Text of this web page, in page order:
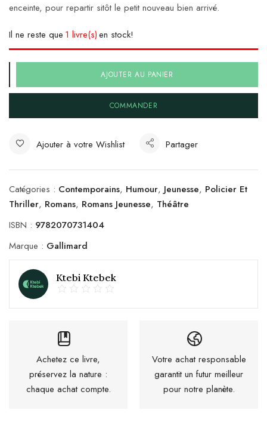
enceinte, pour repartir sitôt le petit nouveau bien arrivé.
Il ne reste que 1 livre(s)en stock!
AJOUTER AU PANIER
COMMANDER
Ajouter à votre Wishlist Partager
Catégories : Contemporains, Humour, Jeunesse, Policier Et
Thriller, Romans, Romans Jeunesse, Théâtre
ISBN : 9782070731404
Marque : Gallimard
Ktebi Ktebek
Achetez ce livre,
préservez la nature :
chaque achat compte.
Votre achat responsable
garantit un futur meilleur
pour notre planète.